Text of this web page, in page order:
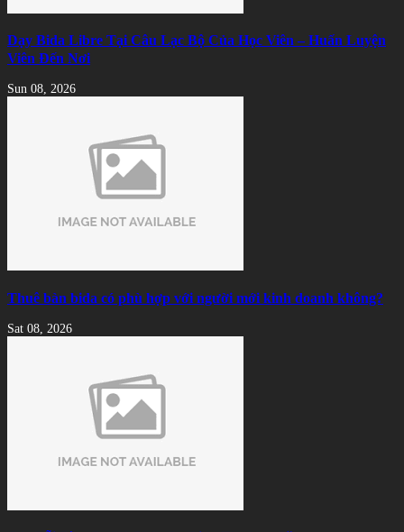
Dạy Bida Libre Tại Câu Lạc Bộ Của Học Viên – Huấn Luyện
Viên Đến Nơi
Sun 08, 2026
Thuê bàn bida có phù hợp với người mới kinh doanh không?
Sat 08, 2026